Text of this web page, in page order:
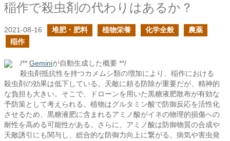
稲作で殺虫剤の代わりはあるか？
2021-08-16 堆肥・肥料 植物栄養 化学全般
農薬
稲作
/** Geminiが自動生成した概要 **/
殺虫剤抵抗性を持つカメムシ類の増加により、稲作における
殺虫剤の効果は低下している。天敵に頼る防除が重要だが、精神的
な負担も大きい。そこで、ドローンを用いた黒糖液肥散布が有効な
予防策として考えられる。植物はグルタミン酸で防御反応を活性化
させるため、黒糖液肥に含まれるアミノ酸がイネの物理的損傷への
耐性を高める可能性がある。さらに、アミノ酸は防御物質の合成や
天敵誘引にも関与し、総合的な防御力向上に繋がる。病気や害虫発